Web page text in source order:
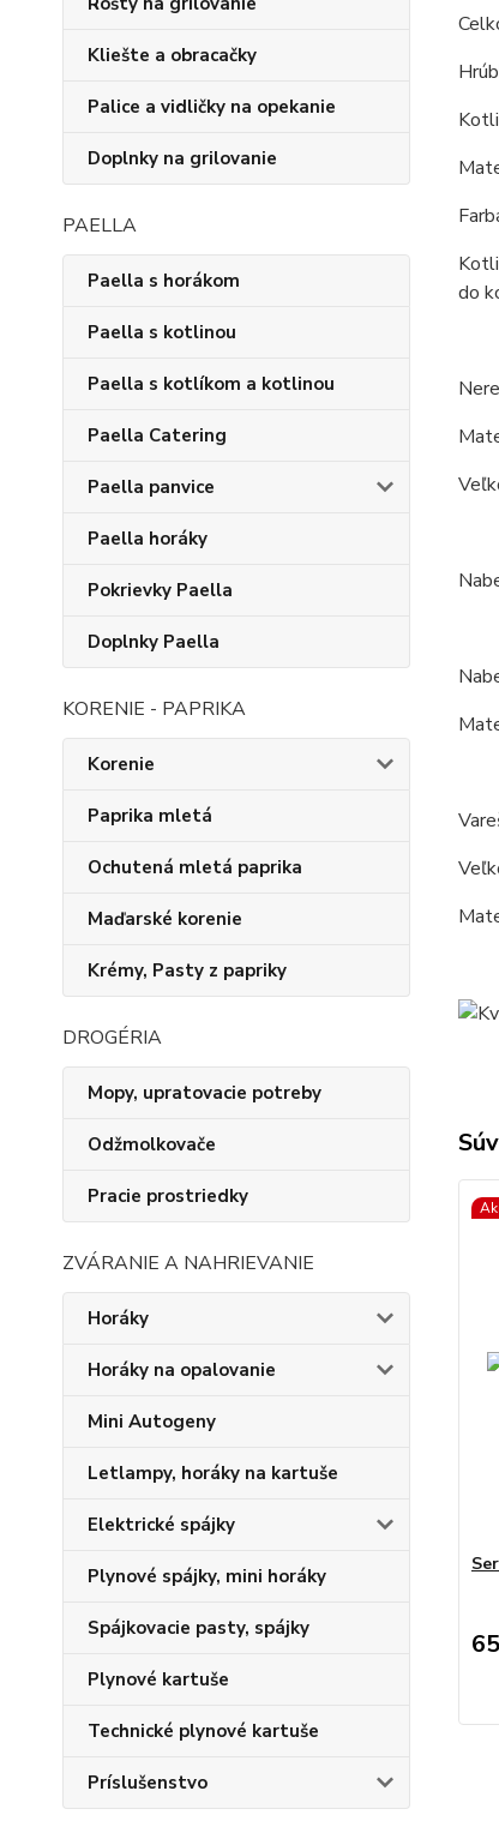
Kliešte a obracačky
Palice a vidličky na opekanie
Doplnky na grilovanie
PAELLA
Paella s horákom
Paella s kotlinou
Paella s kotlíkom a kotlinou
Paella Catering
Paella panvice
Paella horáky
Pokrievky Paella
Doplnky Paella
KORENIE - PAPRIKA
Korenie
Paprika mletá
Ochutená mletá paprika
Maďarské korenie
Krémy, Pasty z papriky
DROGÉRIA
Mopy, upratovacie potreby
Odžmolkovače
Pracie prostriedky
ZVÁRANIE A NAHRIEVANIE
Horáky
Horáky na opalovanie
Mini Autogeny
Letlampy, horáky na kartuše
Elektrické spájky
Plynové spájky, mini horáky
Spájkovacie pasty, spájky
Plynové kartuše
Technické plynové kartuše
Príslušenstvo
do